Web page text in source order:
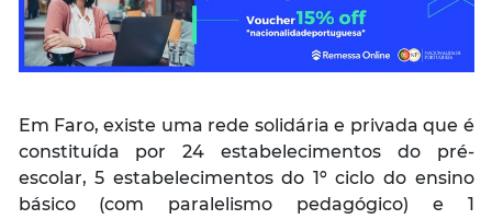
Em Faro, existe uma rede solidária e privada que é
constituída por 24 estabelecimentos do pré-
escolar, 5 estabelecimentos do 1º ciclo do ensino
básico (com paralelismo pedagógico) e 1